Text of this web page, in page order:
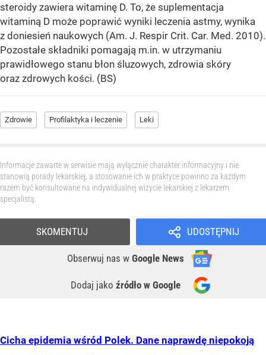
steroidy zawiera witaminę D. To, że suplementacja
witaminą D może poprawić wyniki leczenia astmy, wynika
z doniesień naukowych (Am. J. Respir Crit. Car. Med. 2010).
Pozostałe składniki pomagają m.in. w utrzymaniu
prawidłowego stanu błon śluzowych, zdrowia skóry
oraz zdrowych kości. (BS)
Zdrowie Profilaktyka i leczenie Leki
Informacje zawarte w serwisie mają wyłącznie charakter informacyjny i nie
stanowią porady lekarskiej, a stosowanie ich w praktyce powinno za każdym
razem być konsultowane na indywidualnej wizycie lekarskiej z lekarzem
specjalistą.
UDOSTĘPNIJ
Obserwuj nas w Google News
Dodaj jako źródło w Google
SKOMENTUJ
Cicha epidemia wśród Polek. Dane naprawdę niepokoją